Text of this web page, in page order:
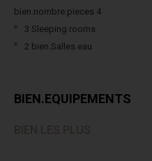
bien.nombre.pieces 4
3 Sleeping rooms
2 bien.Salles.eau
BIEN.EQUIPEMENTS